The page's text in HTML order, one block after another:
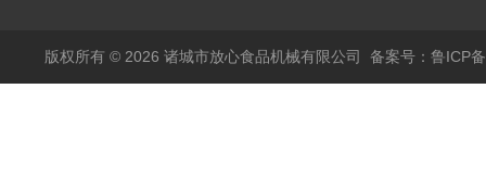
版权所有 © 2026 诸城市放心食品机械有限公司 备案号：鲁ICP